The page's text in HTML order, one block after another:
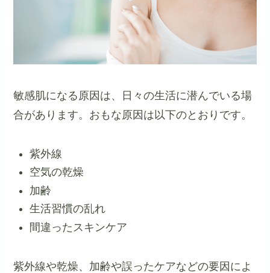
敏感肌になる原因は、日々の生活に潜んでいる場
合があります。おもな原因は以下のとおりです。
紫外線
空気の乾燥
加齢
生活習慣の乱れ
間違ったスキンケア
紫外線や乾燥、加齢や誤ったケアなどの要因によ